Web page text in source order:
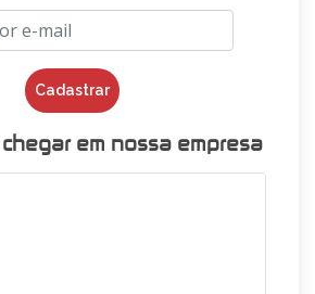
Cadastrar
em nossa empresa